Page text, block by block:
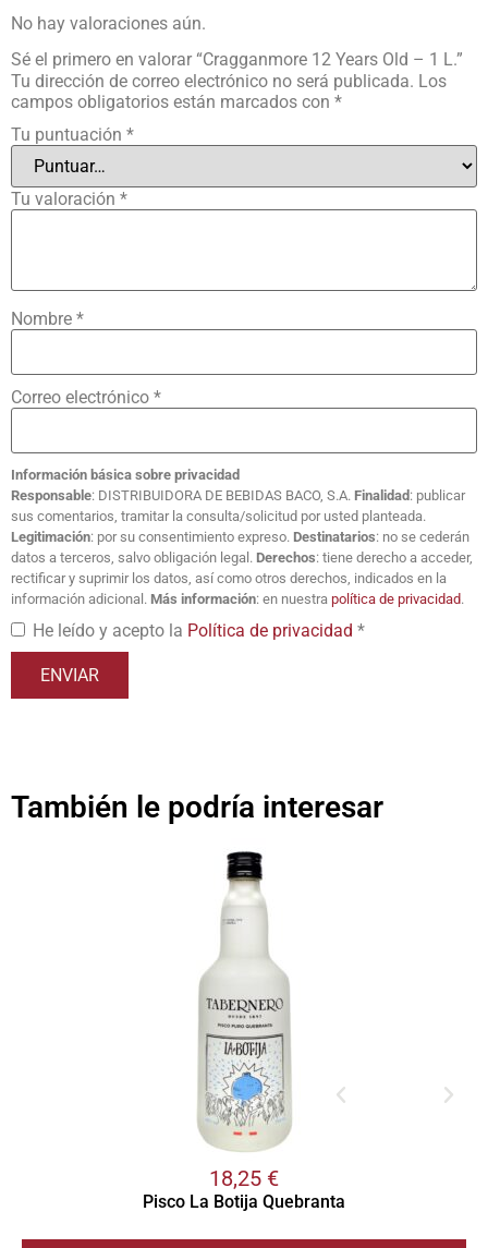
No hay valoraciones aún.
Sé el primero en valorar “Cragganmore 12 Years Old – 1 L.”
Tu dirección de correo electrónico no será publicada. Los
campos obligatorios están marcados con *
Tu puntuación *
Tu valoración *
Nombre *
Correo electrónico *
Información básica sobre privacidad
Responsable: DISTRIBUIDORA DE BEBIDAS BACO, S.A. Finalidad : publicar
sus comentarios, tramitar la consulta/solicitud por usted planteada.
Legitimación: por su consentimiento expreso. Destinatarios: no se cederán
datos a terceros, salvo obligación legal. Derechos: tiene derecho a acceder,
rectificar y suprimir los datos, así como otros derechos, indicados en la
información adicional. Más información: en nuestra política de privacidad.
He leído y acepto la Política de privacidad *
También le podría interesar
18,25 €
Pisco La Botija Quebranta